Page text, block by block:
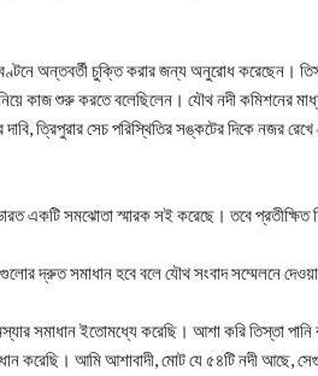
অন্তবর্তী চুক্তি করার জন্য অনুরোধ করেছেন।
কাজ শুরু করতে বলেছিলেন। যৌথ নদী কমিশনের
ত্রিপুরার সেচ পরিস্থিতির সঙ্কটের দিকে নজর রেখে
একটি সমঝোতা স্মারক সই করেছে। তবে প্রতীক্ষিত
দ্রুত সমাধান হবে বলে যৌথ সংবাদ সম্মেলনে
সমাধান ইতোমধ্যে করেছি। আশা করি তিস্তা
করেছি। আমি আশাবাদী, মোট যে ৫৪টি নদী আছে,